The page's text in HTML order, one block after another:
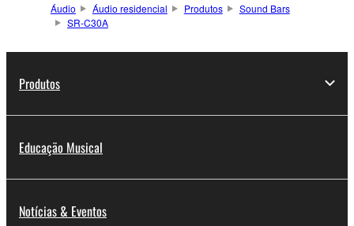
Áudio Áudio residencial Produtos
Sound Bars
SR-C30A
Produtos
Educação Musical
Notícias & Eventos